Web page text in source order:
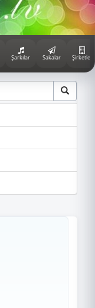
Şarkılar Sakalar Şirketler